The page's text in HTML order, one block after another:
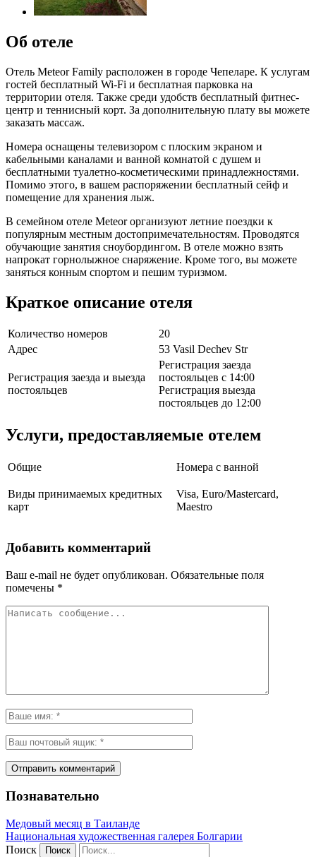
Об отеле
Отель Meteor Family расположен в городе Чепеларе. К услугам
гостей бесплатный Wi-Fi и бесплатная парковка на
территории отеля. Также среди удобств бесплатный фитнес-
центр и теннисный корт. За дополнительную плату вы можете
заказать массаж.
Номера оснащены телевизором с плоским экраном и
кабельными каналами и ванной комнатой с душем и
бесплатными туалетно-косметическими принадлежностями.
Помимо этого, в вашем распоряжении бесплатный сейф и
помещение для хранения лыж.
В семейном отеле Meteor организуют летние поездки к
популярным местным достопримечательностям. Проводятся
обучающие занятия сноубордингом. В отеле можно взять
напрокат горнолыжное снаряжение. Кроме того, вы можете
заняться конным спортом и пешим туризмом.
Краткое описание отеля
Количество номеров
20
Адрес
53 Vasil Dechev Str
Регистрация заезда и выезда
постояльцев
Регистрация заезда
постояльцев с 14:00
Регистрация выезда
постояльцев до 12:00
Услуги, предоставляемые отелем
Общие Номера с ванной
Виды принимаемых кредитных
карт
Visa, Euro/Mastercard,
Maestro
Добавить комментарий
Ваш e-mail не будет опубликован. Обязательные поля
помечены *
Познавательно
Медовый месяц в Таиланде
Национальная художественная галерея Болгарии
Поиск